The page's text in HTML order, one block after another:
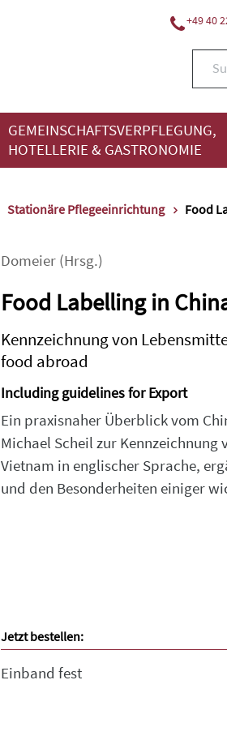
+49 40
GEMEINSCHAFTSVERPFLEGUNG,
HOTELLERIE & GASTRONOMIE
Stationäre Pflegeeinrichtung Food
Domeier(Hrsg.)
Food Labelling in
Kennzeichnung von
food abroad
Including guidelines for Export
Ein praxisnaher Überblick vom
Michael Scheil zur
Vietnam in englischer Sprache,
und den Besonderheiten einiger
Jetzt bestellen:
Einband fest